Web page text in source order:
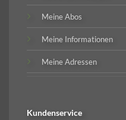
Meine Abos
Meine Informationen
Meine Adressen
Kundenservice